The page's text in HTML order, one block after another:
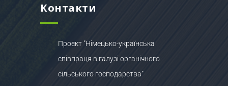
Контакти
Проєкт "Німецько-українська
співпраця в галузі органічного
сільського господарства"